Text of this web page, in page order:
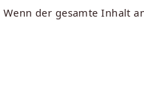
Wenn der gesamte Inhalt